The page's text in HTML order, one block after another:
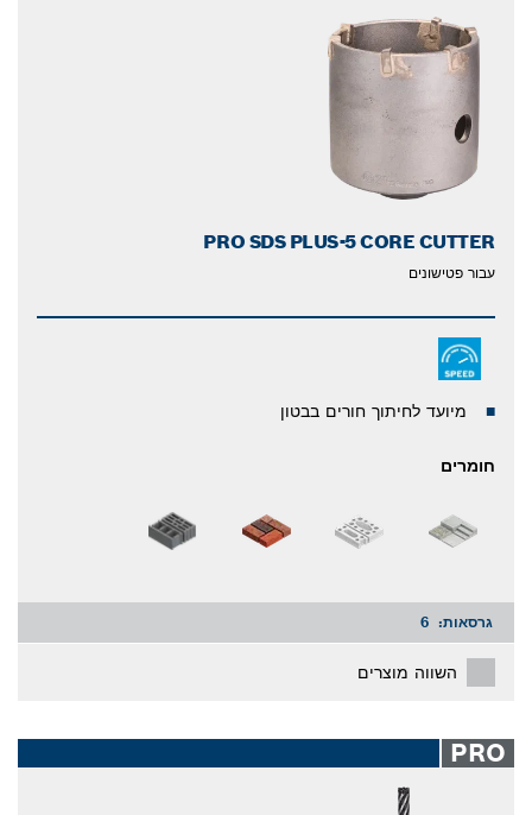
PRO SDS PLUS-5 CORE CUTTER
עבור פטישונים
מיועד לחיתוך חורים בבטון
חומרים
גרסאות: 6
השווה מוצרים
PRO